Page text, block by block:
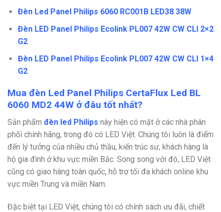
Đèn Led Panel Philips 6060 RC001B LED38 38W
Đèn LED Panel Philips Ecolink PL007 42W CW CLI 2×2
G2
Đèn LED Panel Philips Ecolink PL007 42W CW CLI 1×4
G2
Mua đèn Led Panel Philips CertaFlux Led BL
6060 MD2 44W ở đâu tốt nhất?
Sản phẩm đèn led Philips này hiện có mặt ở các nhà phân
phối chính hãng, trong đó có LED Việt. Chúng tôi luôn là điểm
đến lý tưởng của nhiều chủ thầu, kiến trúc sư, khách hàng là
hộ gia đình ở khu vực miền Bắc. Song song với đó, LED Việt
cũng có giao hàng toàn quốc, hỗ trợ tối đa khách online khu
vực miền Trung và miền Nam.
Đặc biệt tại LED Việt, chúng tôi có chính sách ưu đãi, chiết